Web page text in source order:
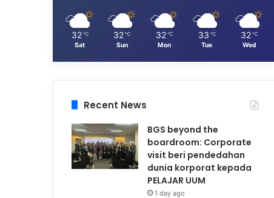
32 ℃
Sat
32 ℃
Sun
32 ℃
Mon
33 ℃
Tue
32 ℃
Wed
Recent News
BGS beyond the
boardroom: Corporate
visit beri pendedahan
dunia korporat kepada
PELAJAR UUM
1 day ago